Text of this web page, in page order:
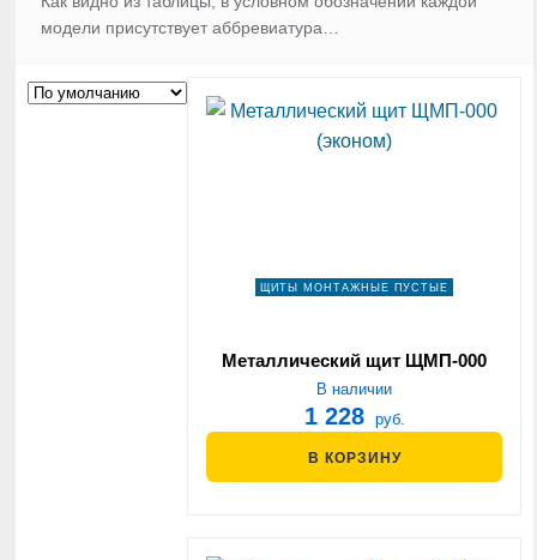
модели присутствует аббревиатура…
ЩИТЫ МОНТАЖНЫЕ ПУСТЫЕ
Металлический щит ЩМП-000
(эконом)
В наличии
1 228 руб.
В КОРЗИНУ